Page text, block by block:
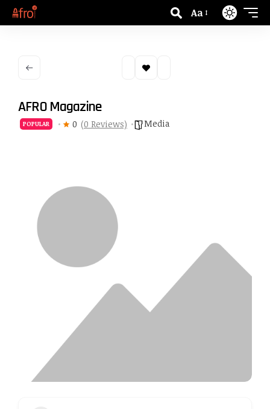
Aa
AFRO Magazine
POPULAR 0 (0 Reviews) Media